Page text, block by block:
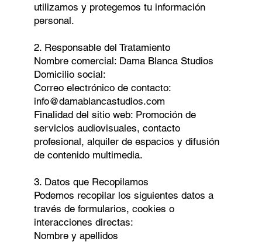
utilizamos y protegemos tu información
personal.
2. Responsable del Tratamiento
Nombre comercial: Dama Blanca Studios
Domicilio social:
Correo electrónico de contacto:
info@damablancastudios.com
Finalidad del sitio web: Promoción de
servicios audiovisuales, contacto
profesional, alquiler de espacios y difusión
de contenido multimedia.
3. Datos que Recopilamos
Podemos recopilar los siguientes datos a
través de formularios, cookies o
interacciones directas:
Nombre y apellidos